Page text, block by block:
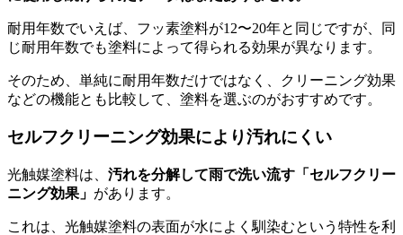
耐用年数でいえば、フッ素塗料が12〜20年と同じですが、同
じ耐用年数でも塗料によって得られる効果が異なります。
そのため、単純に耐用年数だけではなく、クリーニング効果
などの機能とも比較して、塗料を選ぶのがおすすめです。
セルフクリーニング効果により汚れにくい
光触媒塗料は、 汚れを分解して雨で洗い流す「セルフクリー
ニング効果」 があります。
これは、光触媒塗料の表面が水によく馴染むという特性を利